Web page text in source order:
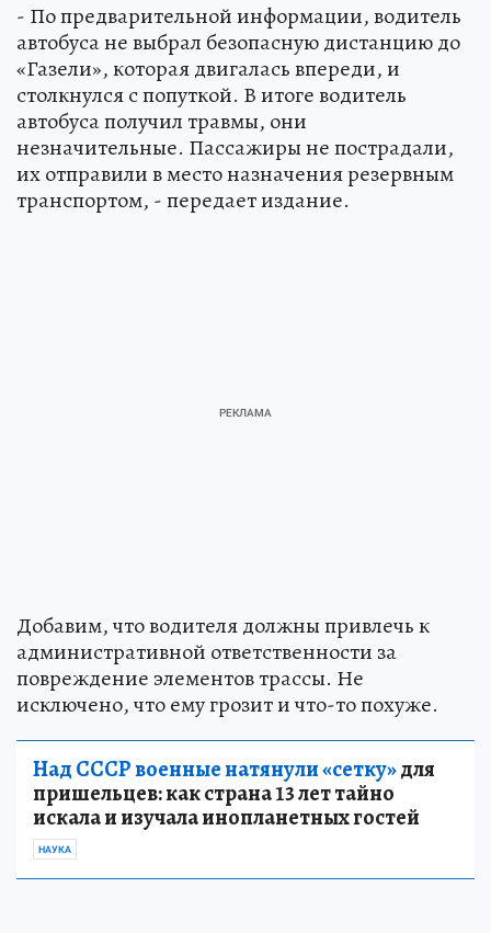
- По предварительной информации, водитель
автобуса не выбрал безопасную дистанцию до
«Газели», которая двигалась впереди, и
столкнулся с попуткой. В итоге водитель
автобуса получил травмы, они
незначительные. Пассажиры не пострадали,
их отправили в место назначения резервным
транспортом, - передает издание.
Добавим, что водителя должны привлечь к
административной ответственности за
повреждение элементов трассы. Не
исключено, что ему грозит и что-то похуже.
Над СССР военные натянули «сетку»для
пришельцев: как страна 13 лет тайно
искала и изучала инопланетных гостей
НАУКА